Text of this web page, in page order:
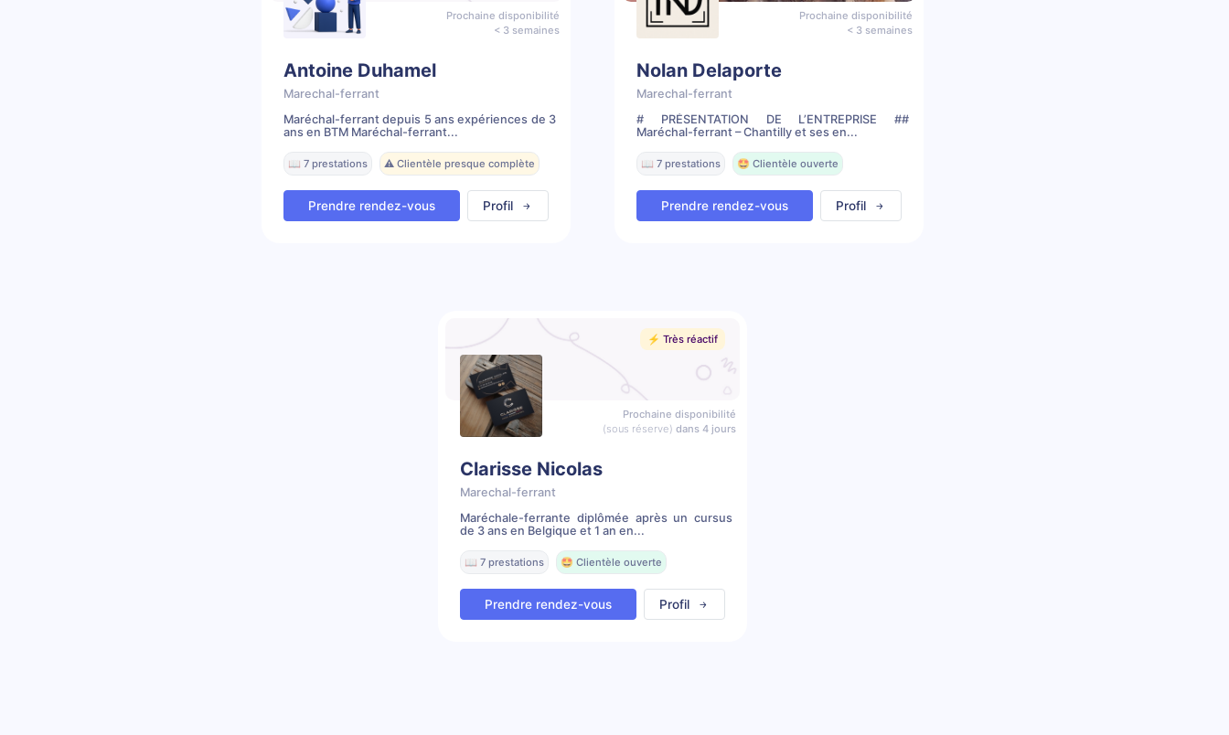
Prochaine disponibilité
< 3 semaines
Antoine Duhamel
Marechal-ferrant
Maréchal-ferrant depuis 5 ans expériences de 3
ans en BTM Maréchal-ferrant...
📖 7 prestations ⚠️ Clientèle presque complète
Prendre rendez-vous Profil
Prochaine disponibilité
< 3 semaines
Nolan Delaporte
Marechal-ferrant
# PRÉSENTATION DE L’ENTREPRISE ##
Maréchal-ferrant – Chantilly et ses en...
📖 7 prestations 🤩 Clientèle ouverte
Prendre rendez-vous Profil
⚡️ Très réactif
Prochaine disponibilité
(sous réserve) dans 4 jours
Clarisse Nicolas
Marechal-ferrant
Maréchale-ferrante diplômée après un cursus
de 3 ans en Belgique et 1 an en...
📖 7 prestations 🤩 Clientèle ouverte
Prendre rendez-vous Profil